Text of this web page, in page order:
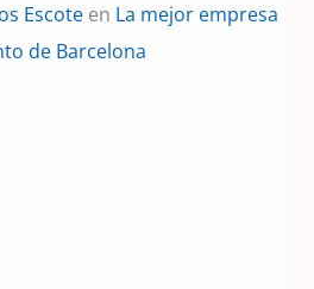
Escote en La mejor empresa
de Barcelona